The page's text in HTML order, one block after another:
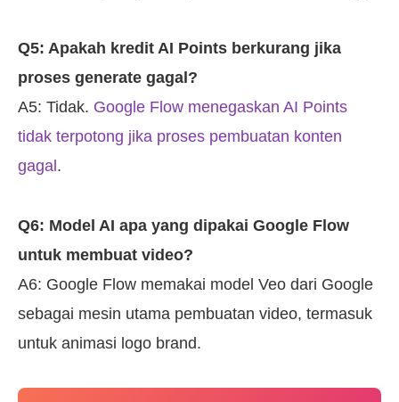
Q5: Apakah kredit AI Points berkurang jika
proses generate gagal?
A5: Tidak. Google Flow menegaskan AI Points
tidak terpotong jika proses pembuatan konten
gagal.
Q6: Model AI apa yang dipakai Google Flow
untuk membuat video?
A6: Google Flow memakai model Veo dari Google
sebagai mesin utama pembuatan video, termasuk
untuk animasi logo brand.